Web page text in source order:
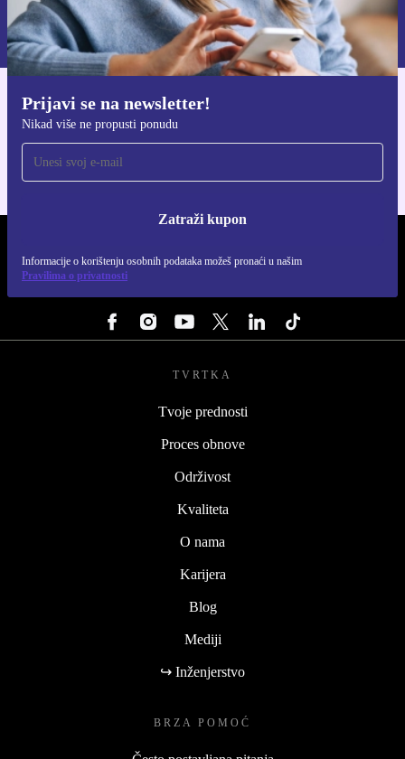
Prijavi se na newsletter!
Nikad više ne propusti ponudu
Zatraži kupon
Informacije o korištenju osobnih podataka možeš pronaći u našim
Pravilima o privatnosti
Informacije o korištenju osobnih podataka možeš pronaći u našim
Pravilima privatnosti.
Preuzmi refurbed aplikaciju
Za iOS i Android
TVRTKA
Tvoje prednosti
Proces obnove
Održivost
Kvaliteta
O nama
Karijera
Blog
Mediji
↪ Inženjerstvo
BRZA POMOĆ